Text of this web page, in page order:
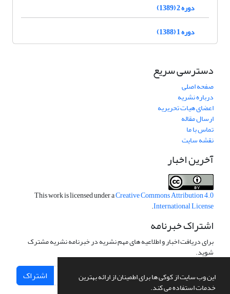
این وب سایت از کوکی ها برای اطمینان از ارائه بهترین
خدمات استفاده می کند.
دوره 2 (1389)
دوره 1 (1388)
دسترسی سریع
صفحه اصلی
درباره نشریه
اعضای هیات تحریریه
ارسال مقاله
تماس با ما
نقشه سایت
آخرین اخبار
This work is licensed under aCreative Commons Attribution 4.0
International License
.
اشتراک خبرنامه
برای دریافت اخبار و اطلاعیه های مهم نشریه در خبرنامه نشریه مشترک
شوید.
اشتراک